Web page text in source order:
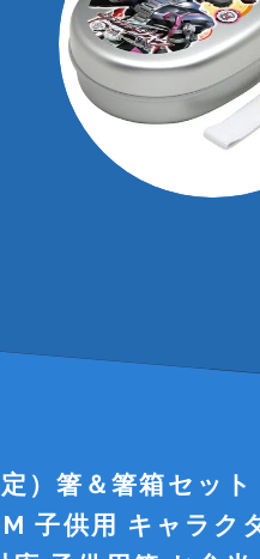
）箸＆箸箱セッ
子供用 キャラク